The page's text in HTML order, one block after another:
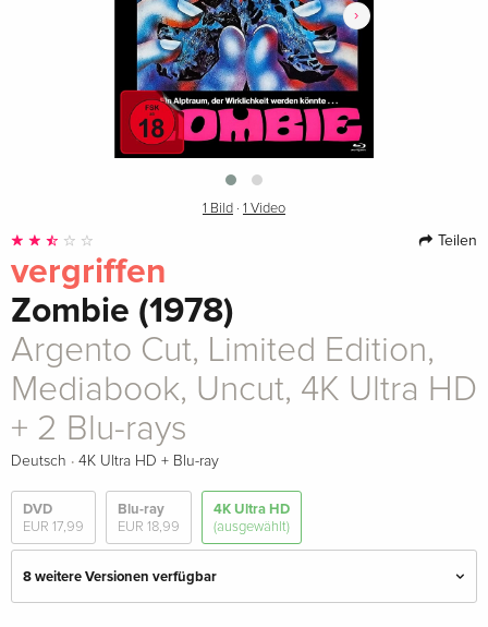
›
1 Bild · 1 Video
Teilen
vergriffen
Zombie (1978)
Argento Cut, Limited Edition,
Mediabook, Uncut, 4K Ultra HD
+ 2 Blu-rays
Deutsch · 4K Ultra HD + Blu-ray
DVD
EUR 17,99
Blu-ray
EUR 18,99
4K Ultra HD
(ausgewählt)
8 weitere Versionen verfügbar